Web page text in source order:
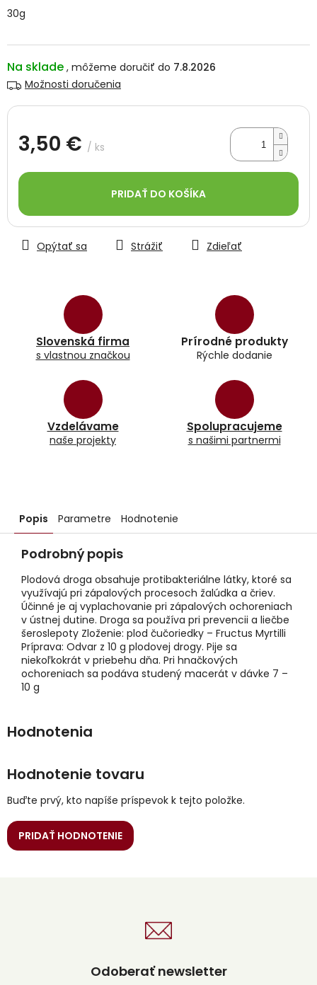
Na sklade
7.8.2026
Možnosti doručenia
3,50 € / ks
cena:
PRIDAŤ DO KOŠÍKA
Slovenská firma
s vlastnou značkou
Prírodné produkty
Rýchle dodanie
Vzdelávame
naše projekty
Spolupracujeme
s našimi partnermi
30g
Opýtať sa Strážiť Zdieľať
0,0
z
hviezdičiek.
Popis Parametre Hodnotenie
Podrobný popis
Plodová droga obsahuje protibakteriálne látky, ktoré sa
využívajú pri zápalových procesoch žalúdka a čriev.
Účinné je aj vyplachovanie pri zápalových ochoreniach
v ústnej dutine. Droga sa používa pri prevencii a liečbe
šeroslepoty Zloženie: plod čučoriedky – Fructus Myrtilli
Príprava: Odvar z 10 g plodovej drogy. Pije sa
niekoľkokrát v priebehu dňa. Pri hnačkových
ochoreniach sa podáva studený macerát v dávke 7 –
10 g
Hodnotenie tovaru
Buďte prvý, kto napíše príspevok k tejto položke.
PRIDAŤ HODNOTENIE
Odoberať newsletter